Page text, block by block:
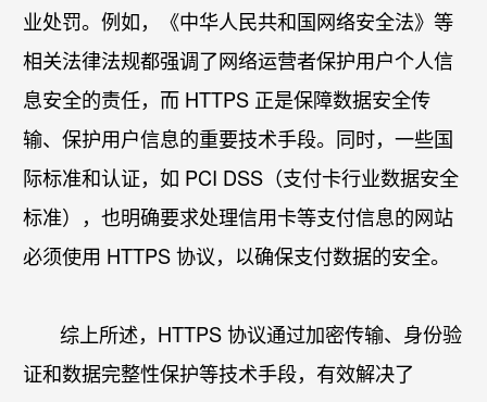
业处罚。例如，《中华人民共和国网络安全法》等
相关法律法规都强调了网络运营者保护用户个人信
息安全的责任，而 HTTPS 正是保障数据安全传
输、保护用户信息的重要技术手段。同时，一些国
际标准和认证，如 PCI DSS（支付卡行业数据安全
标准），也明确要求处理信用卡等支付信息的网站
必须使用 HTTPS 协议，以确保支付数据的安全。​
综上所述，HTTPS 协议通过加密传输、身份验
证和数据完整性保护等技术手段，有效解决了